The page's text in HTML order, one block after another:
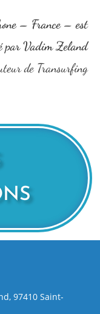
– France – est
par Vadim Zeland
de Transurfing
97410 Saint-